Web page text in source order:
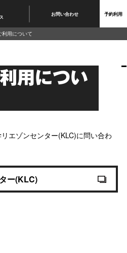
お問い合わせ 予約利用
用につい
エゾンセンター(KLC)に問い合わ
ー(KLC)
利用について